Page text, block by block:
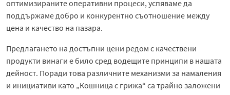
оптимизираните оперативни процеси, успяваме да
поддържаме добро и конкурентно съотношение между
цена и качество на пазара.
Предлагането на достъпни цени редом с качествени
продукти винаги е било сред водещите принципи в нашата
дейност. Поради това различните механизми за намаления
и инициативи като „Кошница с грижа“ са трайно заложени